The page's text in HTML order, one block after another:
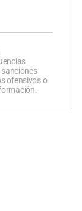
sanciones
ofensivos o